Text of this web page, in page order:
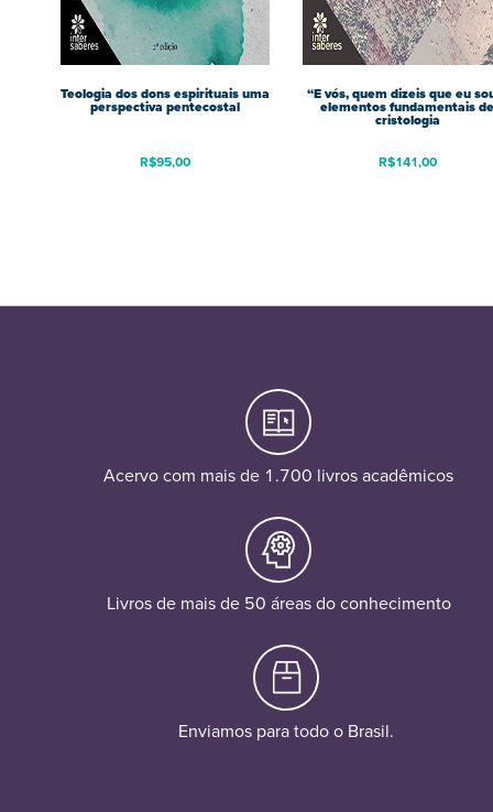
Teologia dos dons espirituais uma
perspectiva pentecostal
R$95,00
“E vós, quem dizeis que eu
elementos fundamentais de
cristologia
R$141,00
Acervo com mais de 1.700 livros acadêmicos
Livros de mais de 50 áreas do conhecimento
Enviamos para todo o Brasil.